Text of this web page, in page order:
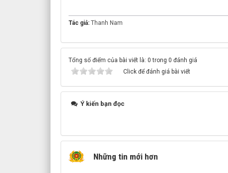
Tác giả: Thanh Nam
Tổng số điểm của bài viết là: 0 trong 0 đánh giá
Click để đánh giá bài viết
Ý kiến bạn đọc
Những tin mới hơn